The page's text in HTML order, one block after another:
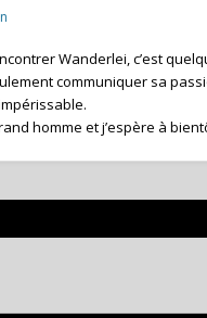
Wanderlei, c’est
communiquer sa
homme et j’espère à